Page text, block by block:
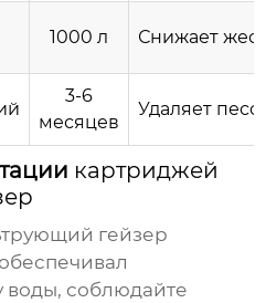
1000 л Снижает
3-6
месяцев
Удаляет
картриджей
гейзер
воды, соблюдайте